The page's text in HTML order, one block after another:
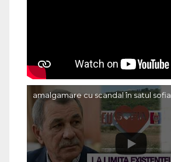
amalgamare cu scandal în satul sofia